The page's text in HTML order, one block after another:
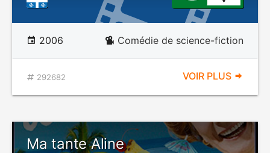
2006 Comédie de science-fiction
292682 VOIR PLUS
Ma tante Aline